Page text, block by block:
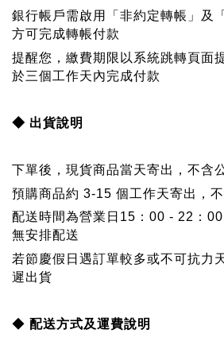
銀行帳戶需啟用「非約定轉帳」及
方可完成轉帳付款
提醒您，繳費期限以系統跳轉頁面
於三個工作天內完成付款
◆ 出貨說明
下單後，現貨商品當天寄出，不含
預購商品約 3-15 個工作天寄出，不
配送時間為營業日15：00 - 22：00
無安排配送
若節慶假日遇訂單較多或不可抗力
遲出貨
◆ 配送方式及運費說明